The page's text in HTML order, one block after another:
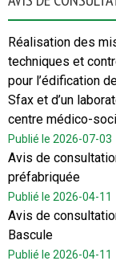
Réalisation des
techniques et
pour l’édification
Sfax et d’un
centre médico-
Publié le 2026-07-03
Avis de
préfabriquée
Publié le 2026-04-11
Avis de
Bascule
Publié le 2026-04-11